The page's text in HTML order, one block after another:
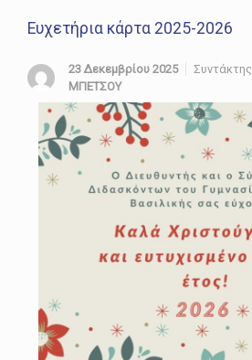
Ευχετήρια κάρτα 2025-2026
23 Δεκεμβρίου 2025 Συντάκτης
ΜΠΕΤΣΟΥ